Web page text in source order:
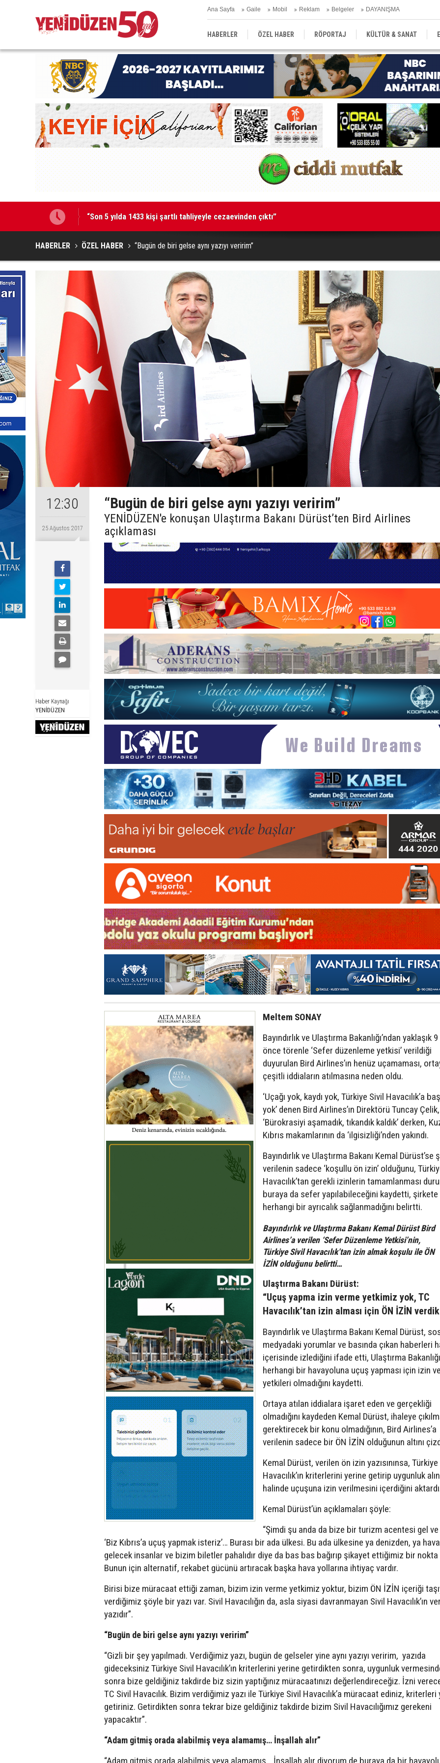
Ana Sayfa Gaile Mobil Reklam Belgeler DAYANIŞMA
HABERLER ÖZEL HABER RÖPORTAJ KÜLTÜR & SANAT
EĞİTİM YEREL YÖNETİM DERGİLER SEKTÖR
48 araç trafikten men edildi, 3 sürücü tutuklandı
HABERLER ÖZEL HABER “Bugün de biri gelse aynı yazıyı veririm”
12:30
25 Ağustos 2017
Haber Kaynağı
YENİDÜZEN
“Bugün de biri gelse aynı yazıyı veririm”
YENİDÜZEN'e konuşan Ulaştırma Bakanı Dürüst’ten Bird Airlines
açıklaması
Meltem SONAY
Bayındırlık ve Ulaştırma Bakanlığı’ndan yaklaşık
önce törenle ‘Sefer düzenleme yetkisi’ verildiği
duyurulan Bird Airlines’ın henüz uçamaması,
çeşitli iddiaların atılmasına neden oldu.
‘Uçağı yok, kaydı yok, Türkiye Sivil Havacılık’a
yok’ denen Bird Airlines’ın Direktörü Tuncay Çelik,
‘Bürokrasiyi aşamadık, tıkandık kaldık’ derken,
Kıbrıs makamlarının da ‘ilgisizliği’nden yakındı.
Bayındırlık ve Ulaştırma Bakanı Kemal Dürüst’se
verilenin sadece ‘koşullu ön izin’ olduğunu,
Havacılık’tan gerekli izinlerin tamamlanması
buraya da sefer yapılabileceğini kaydetti, şirkete
herhangi bir ayrıcalık sağlanmadığını belirtti.
Bayındırlık ve Ulaştırma Bakanı Kemal Dürüst Bird
Airlines’a verilen ‘Sefer Düzenleme Yetkisi’nin,
Türkiye Sivil Havacılık’tan izin almak koşulu ile ÖN
İZİN olduğunu belirtti…
Ulaştırma Bakanı Dürüst:
“Uçuş yapma izin verme yetkimiz yok, TC
Havacılık’tan izin alması için ÖN İZİN
Bayındırlık ve Ulaştırma Bakanı Kemal Dürüst,
medyadaki yorumlar ve basında çıkan haberleri
içerisinde izlediğini ifade etti, Ulaştırma
herhangi bir havayoluna uçuş yapması için izin
yetkileri olmadığını kaydetti.
Ortaya atılan iddialara işaret eden ve gerçekliği
olmadığını kaydeden Kemal Dürüst, ihaleye
gerektirecek bir konu olmadığının, Bird Airlines’a
verilenin sadece bir ÖN İZİN olduğunun altını
Kemal Dürüst, verilen ön izin yazısınınsa,
Havacılık’ın kriterlerini yerine getirip uygunluk
halinde uçuşuna izin verilmesini içerdiğini
Kemal Dürüst’ün açıklamaları şöyle:
“Şimdi şu anda da bize bir turizm acentesi gel
‘Biz Kıbrıs’a uçuş yapmak isteriz’… Burası bir ada ülkesi. Bu ada ülkesine ya denizden, ya
gelecek insanlar ve bizim biletler pahalıdır diye da bas bas bağırıp şikayet ettiğimiz bir nokta
Bunun için alternatif, rekabet gücünü artıracak başka hava yollarına ihtiyaç vardır.
Birisi bize müracaat ettiği zaman, bizim izin verme yetkimiz yoktur, bizim ÖN İZİN içeriği
verdiğimiz şöyle bir yazı var. Sivil Havacılığın da, asla siyasi davranmayan Sivil Havacılık’ın
yazıdır”.
“Bugün de biri gelse aynı yazıyı veririm”
“Gizli bir şey yapılmadı. Verdiğimiz yazı, bugün de gelseler yine aynı yazıyı veririm, yazıda
gideceksiniz Türkiye Sivil Havacılık’ın kriterlerini yerine getirdikten sonra, uygunluk
sonra bize geldiğiniz takdirde biz sizin yaptığınız müracaatınızı değerlendireceğiz. İzni
TC Sivil Havacılık. Bizim verdiğimiz yazı ile Türkiye Sivil Havacılık’a müracaat ediniz, kriterleri
getiriniz. Getirdikten sonra tekrar bize geldiğiniz takdirde bizim Sivil Havacılığımız gerekeni
yapacaktır”.
“Adam gitmiş orada alabilmiş veya alamamış… İnşallah alır”